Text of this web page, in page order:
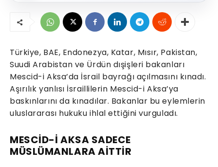
Türkiye, BAE, Endonezya, Katar, Mısır, Pakistan,
Suudi Arabistan ve Ürdün dışişleri bakanları
Mescid-i Aksa’da İsrail bayrağı açılmasını kınadı.
Aşırılık yanlısı İsraillilerin Mescid-i Aksa’ya
baskınlarını da kınadılar. Bakanlar bu eylemlerin
uluslararası hukuku ihlal ettiğini vurguladı.
MESCİD-İ AKSA SADECE
MÜSLÜMANLARA AİTTİR